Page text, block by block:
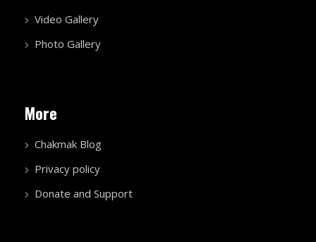
Video Gallery
Photo Gallery
More
Chakmak Blog
Privacy policy
Donate and Support